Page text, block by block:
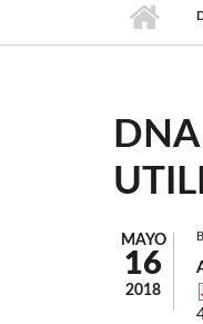
MAYO
16
2018